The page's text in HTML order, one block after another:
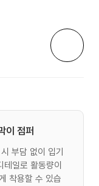
이 점퍼
부담 없이 입기
일로 활동량이
착용할 수 있습